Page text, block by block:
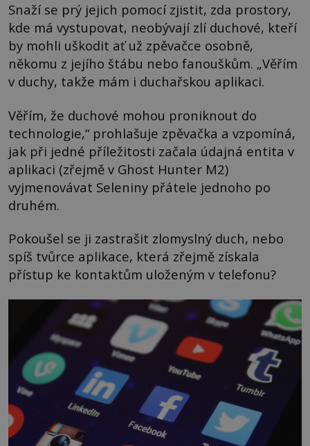
Snaží se prý jejich pomocí zjistit, zda prostory,
kde má vystupovat, neobývají zlí duchové, kteří
by mohli uškodit ať už zpěvačce osobně,
někomu z jejího štábu nebo fanouškům. „Věřím
v duchy, takže mám i duchařskou aplikaci.
Věřím, že duchové mohou proniknout do
technologie,“ prohlašuje zpěvačka a vzpomíná,
jak při jedné příležitosti začala údajná entita v
aplikaci (zřejmě v Ghost Hunter M2)
vyjmenovávat Seleniny přátele jednoho po
druhém.
Pokoušel se ji zastrašit zlomyslný duch, nebo
spíš tvůrce aplikace, která zřejmě získala
přístup ke kontaktům uloženým v telefonu?